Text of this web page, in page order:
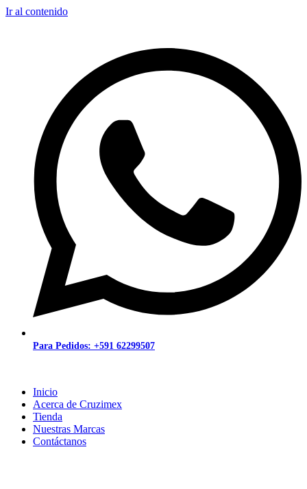
Ir al contenido
Para Pedidos: +591 62299507
Inicio
Acerca de Cruzimex
Tienda
Nuestras Marcas
Contáctanos